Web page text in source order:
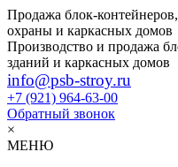
Продажа блок-
охраны и каркасных домов
Производство и продажа
зданий и каркасных домов
info@psb-stroy.ru
+7 (921) 964-63-00
Обратный звонок
×
МЕНЮ